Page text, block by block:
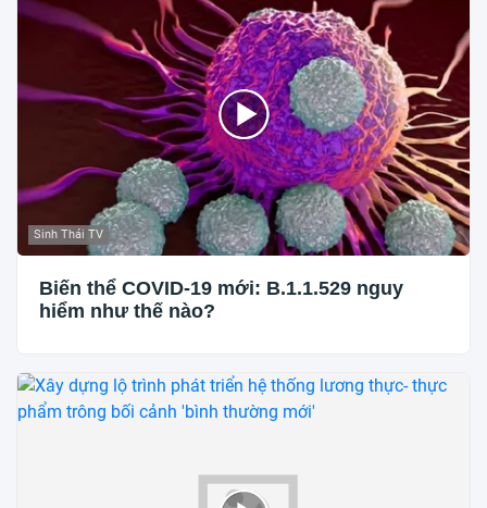
Sinh Thái TV
Biến thể COVID-19 mới: B.1.1.529 nguy
hiểm như thế nào?